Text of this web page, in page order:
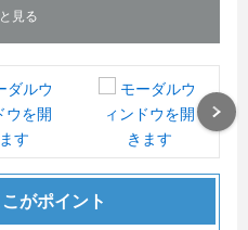
実装するモデルやモーショ
らも提案しながら舞台や世
見る
がポイント